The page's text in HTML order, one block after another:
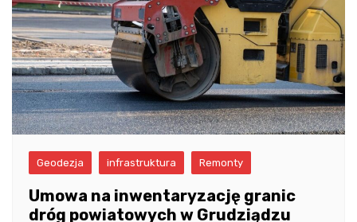
Geodezja infrastruktura Remonty
Umowa na inwentaryzację granic
dróg powiatowych w Grudziądzu